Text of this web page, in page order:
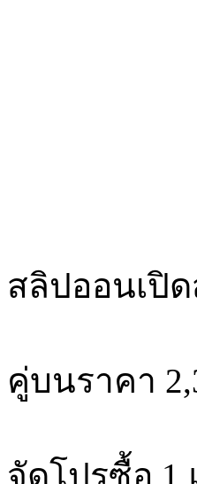
สลิปออนเปิ
คู่บนราคา
จัดโปรซื้อ 1